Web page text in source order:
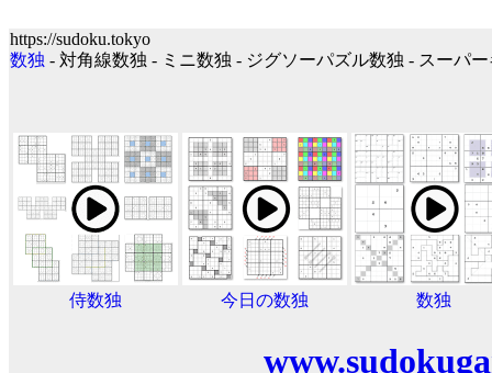
https://sudoku.tokyo
数独 - 対角線数独 - ミニ数独 - ジグソーパズル数独 - スーパ
侍数独 今日の数独 数独